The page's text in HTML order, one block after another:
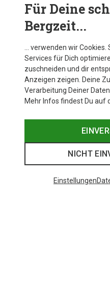
Für Deine
Bergzeit...
… verwenden wir
Services für Dich
zuschneiden und dir
Anzeigen zeigen. Deine
Verarbeitung Deiner
Mehr Infos findest Du auf
NICHT
Einstellungen